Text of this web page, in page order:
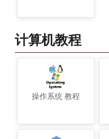
计算机教程
操作系统 教程